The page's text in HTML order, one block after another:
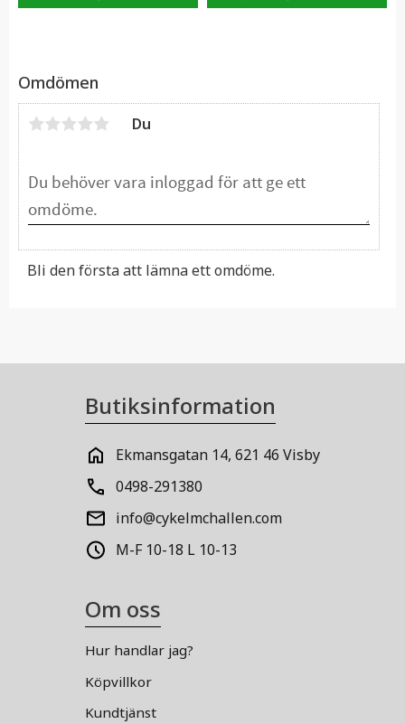
Omdömen
Du
Bli den första att lämna ett omdöme.
Butiksinformation
Ekmansgatan 14, 621 46 Visby
0498-291380
info@cykelmchallen.com
M-F 10-18 L 10-13
Om oss
Hur handlar jag?
Köpvillkor
Kundtjänst